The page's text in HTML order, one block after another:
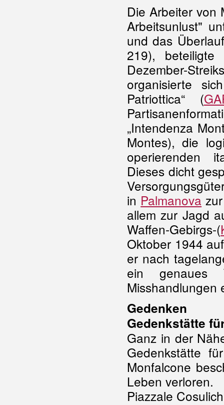
Die Arbeiter von
Arbeitsunlust"
und das
219),
Dezember-
organisierte
Patriottica“ (
„Intendenza
Montes), die
operierenden
Dieses dicht
in Palmanova
allem zur Jagd
Waffen-Gebirgs-(
Oktober 1944
er nach
ein genaues
Misshandlungen
Gedenken
Gedenkstätte
Ganz in der
Gedenkstätte
Monfalcone
Leben verloren.
Piazzale